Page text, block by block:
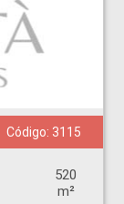
Código: 3115
520
m²